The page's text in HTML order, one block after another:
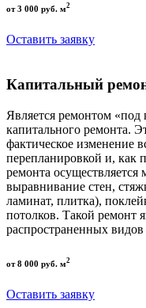
от 3 000 руб. м2
Оставить заявку
Капитальный
Является ремонтом
капитального ремонта.
фактическое изменение
перепланировкой и, как
ремонта
выравнивание стен,
ламинат, плитка),
потолков. Такой ремонт
распространенных
от 8 000 руб. м2
Оставить заявку